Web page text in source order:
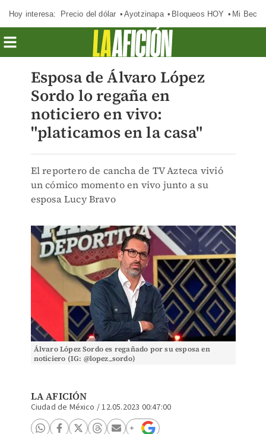
Hoy interesa: Precio del dólar Ayotzinapa Bloqueos HOY Mi Beca
Esposa de Álvaro López
Sordo lo regaña en
noticiero en vivo:
"platicamos en la casa"
El reportero de cancha de TV Azteca vivió
un cómico momento en vivo junto a su
esposa Lucy Bravo
Álvaro López Sordo es regañado por su esposa en
noticiero (IG: @lopez_sordo)
LA AFICIÓN
Ciudad de México /12.05.2023 00:47:00